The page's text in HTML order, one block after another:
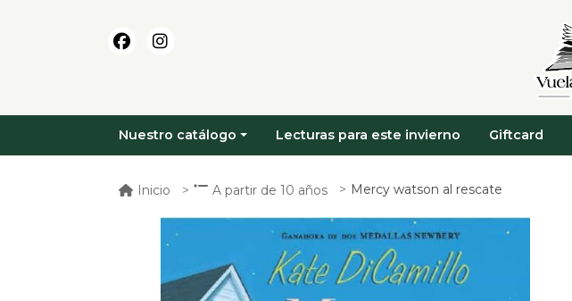
Nuestro catálogo Lecturas para este invierno Giftcard
Inicio A partir de 10 años Mercy watson al rescate